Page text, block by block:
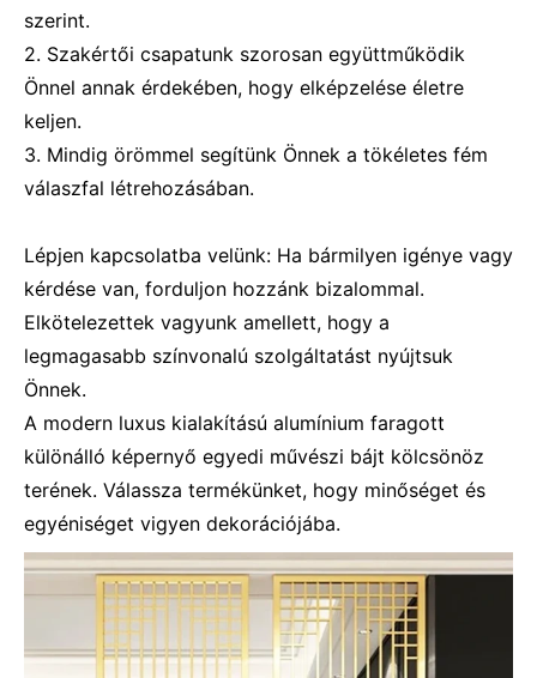
szerint.
2. Szakértői csapatunk szorosan együttműködik
Önnel annak érdekében, hogy elképzelése életre
keljen.
3. Mindig örömmel segítünk Önnek a tökéletes fém
válaszfal létrehozásában.
Lépjen kapcsolatba velünk: Ha bármilyen igénye vagy
kérdése van, forduljon hozzánk bizalommal.
Elkötelezettek vagyunk amellett, hogy a
legmagasabb színvonalú szolgáltatást nyújtsuk
Önnek.
A modern luxus kialakítású alumínium faragott
különálló képernyő egyedi művészi bájt kölcsönöz
terének. Válassza termékünket, hogy minőséget és
egyéniséget vigyen dekorációjába.